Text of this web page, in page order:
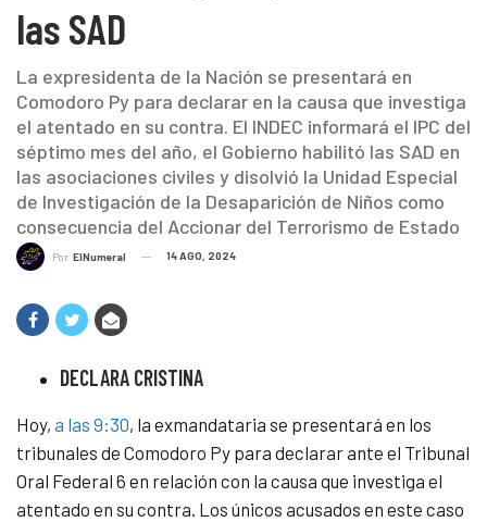
las SAD
La expresidenta de la Nación se presentará en
Comodoro Py para declarar en la causa que investiga
el atentado en su contra. El INDEC informará el IPC del
séptimo mes del año, el Gobierno habilitó las SAD en
las asociaciones civiles y disolvió la Unidad Especial
de Investigación de la Desaparición de Niños como
consecuencia del Accionar del Terrorismo de Estado
Por ElNumeral 14 AGO, 2024
DECLARA CRISTINA
Hoy, a las 9:30, la exmandataria se presentará en los
tribunales de Comodoro Py para declarar ante el Tribunal
Oral Federal 6 en relación con la causa que investiga el
atentado en su contra. Los únicos acusados en este caso